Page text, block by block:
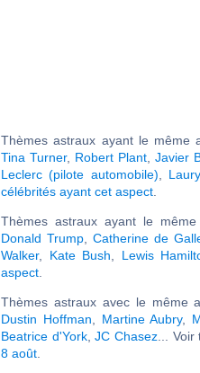
Thèmes astraux ayant le même
Tina Turner, Robert Plant ,Javier
Leclerc (pilote automobile)
célébrités ayant cet aspect
Thèmes astraux ayant le
Donald Trump ,Catherine de
Walker, Kate Bush Lewis
aspect
Thèmes astraux avec le même
Dustin Hoffman
Martine Aubry,
Beatrice d'York,JC Chasez ...
8 août